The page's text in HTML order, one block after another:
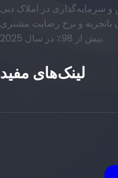
سرمایه‌گذاری در املاک دبی
باتجربه و نرخ رضایت مشتری
بیش از 98٪ در سال 2025.
لینک‌های مفید